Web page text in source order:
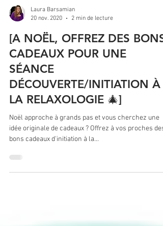
Laura Barsamian
20 nov. 2020
2 min de lecture
[A NOËL, OFFREZ DES BONS
CADEAUX POUR UNE
SÉANCE
DÉCOUVERTE/INITIATION À
LA RELAXOLOGIE 🎄]
Noël approche à grands pas et vous cherchez une
idée originale de cadeaux ? Offrez à vos proches des